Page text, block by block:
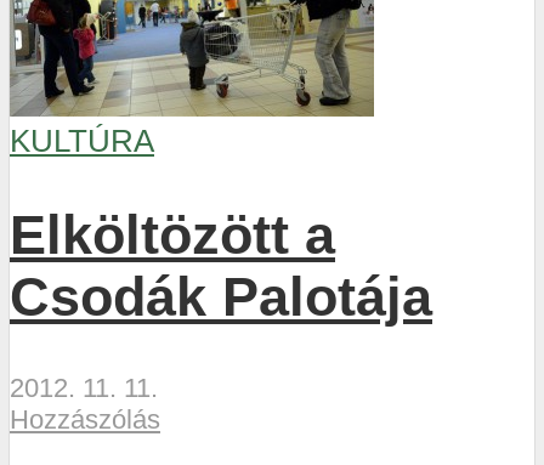
KULTÚRA
Elköltözött a
Csodák Palotája
2012. 11. 11.
Hozzászólás